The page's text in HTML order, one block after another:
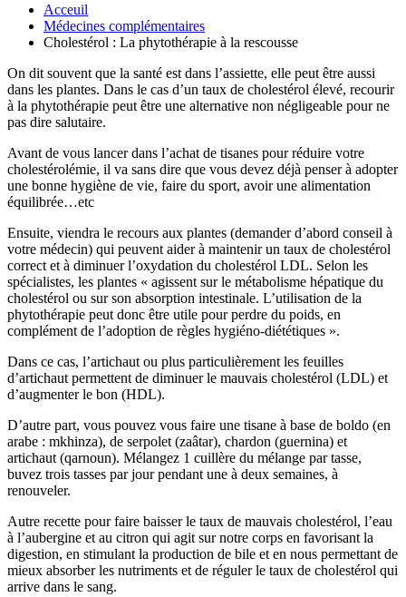
Acceuil
Médecines complémentaires
Cholestérol : La phytothérapie à la rescousse
On dit souvent que la santé est dans l’assiette, elle peut être aussi
dans les plantes. Dans le cas d’un taux de cholestérol élevé, recourir
à la phytothérapie peut être une alternative non négligeable pour ne
pas dire salutaire.
Avant de vous lancer dans l’achat de tisanes pour réduire votre
cholestérolémie, il va sans dire que vous devez déjà penser à adopter
une bonne hygiène de vie, faire du sport, avoir une alimentation
équilibrée…etc
Ensuite, viendra le recours aux plantes (demander d’abord conseil à
votre médecin) qui peuvent aider à maintenir un taux de cholestérol
correct et à diminuer l’oxydation du cholestérol LDL. Selon les
spécialistes, les plantes « agissent sur le métabolisme hépatique du
cholestérol ou sur son absorption intestinale. L’utilisation de la
phytothérapie peut donc être utile pour perdre du poids, en
complément de l’adoption de règles hygiéno-diététiques ».
Dans ce cas, l’artichaut ou plus particulièrement les feuilles
d’artichaut permettent de diminuer le mauvais cholestérol (LDL) et
d’augmenter le bon (HDL).
D’autre part, vous pouvez vous faire une tisane à base de boldo (en
arabe : mkhinza), de serpolet (zaâtar), chardon (guernina) et
artichaut (qarnoun). Mélangez 1 cuillère du mélange par tasse,
buvez trois tasses par jour pendant une à deux semaines, à
renouveler.
Autre recette pour faire baisser le taux de mauvais cholestérol, l’eau
à l’aubergine et au citron qui agit sur notre corps en favorisant la
digestion, en stimulant la production de bile et en nous permettant de
mieux absorber les nutriments et de réguler le taux de cholestérol qui
arrive dans le sang.